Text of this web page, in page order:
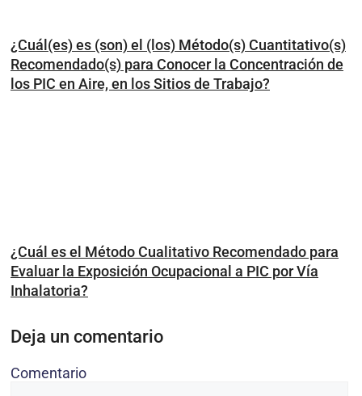
¿Cuál(es) es (son) el (los) Método(s) Cuantitativo(s)
Recomendado(s) para Conocer la Concentración de
los PIC en Aire, en los Sitios de Trabajo?
¿Cuál es el Método Cualitativo Recomendado para
Evaluar la Exposición Ocupacional a PIC por Vía
Inhalatoria?
Deja un comentario
Comentario